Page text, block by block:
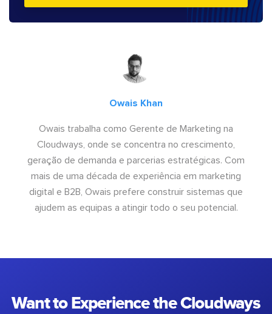
Owais Khan
Owais trabalha como Gerente de Marketing na
Cloudways, onde se concentra no crescimento,
geração de demanda e parcerias estratégicas. Com
mais de uma década de experiência em marketing
digital e B2B, Owais prefere construir sistemas que
ajudem as equipas a atingir todo o seu potencial.
Want to Experience the Cloudways